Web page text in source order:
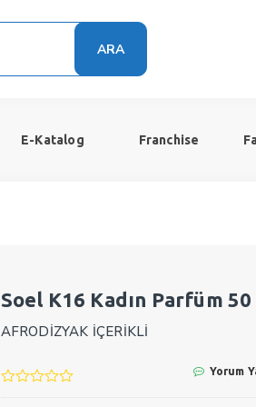
ARA
E-Katalog Franchise
Soel K16 Kadın Parfüm 50
AFRODİZYAK İÇERİKLİ
Yorum